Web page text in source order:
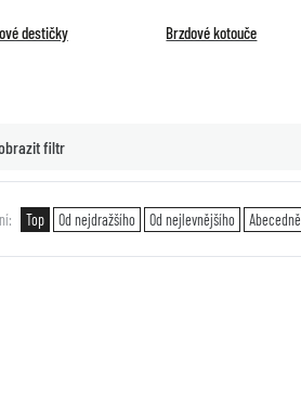
destičky Brzdové kotouče
filtr
Top Od nejdražšího Od nejlevnějšího Abecedně